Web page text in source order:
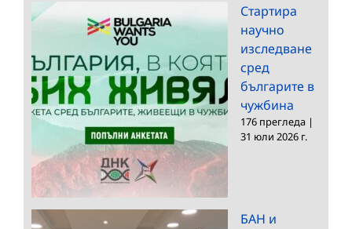
Стартира
научно
изследване
сред
българите в
чужбина
176 прегледа |
31 юли 2026 г.
БАН и